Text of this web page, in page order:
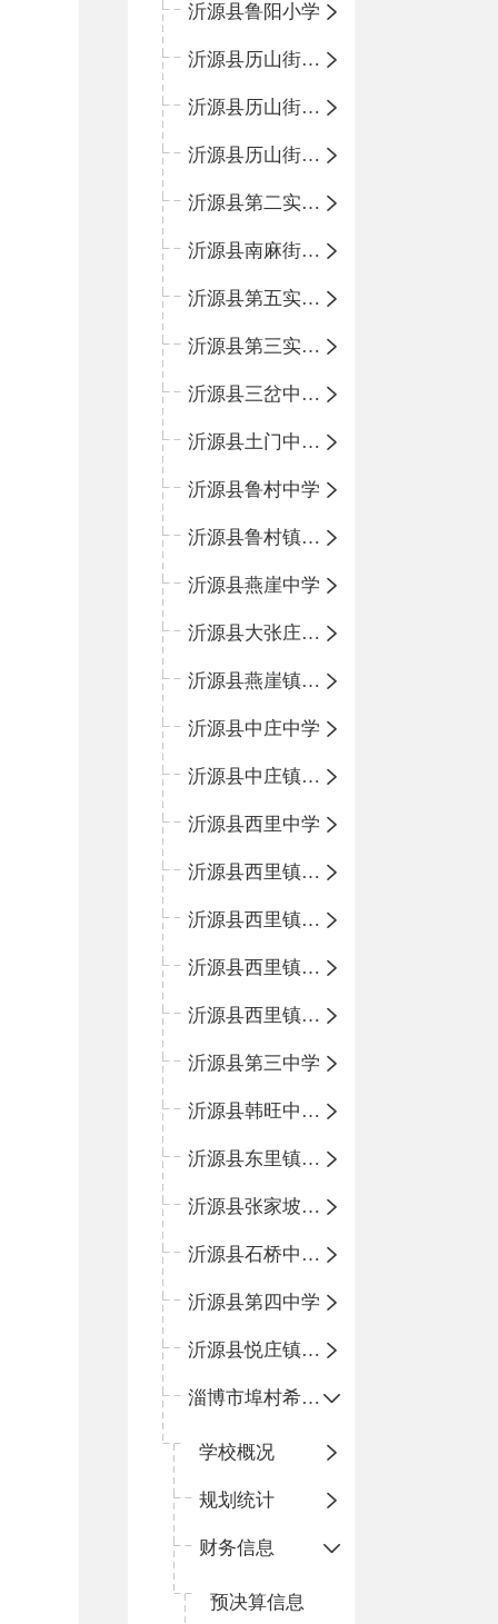
沂源县鲁阳小学
沂源县历山街道办事处振兴路小学
沂源县历山街道办事处荆山路小学
沂源县历山街道办事处鲁山路小学
沂源县第二实验中学
沂源县南麻街道办事处中心小学
沂源县第五实验小学
沂源县第三实验小学
沂源县三岔中心学校
沂源县土门中心学校
沂源县鲁村中学
沂源县鲁村镇中心小学
沂源县燕崖中学
沂源县大张庄中心学校
沂源县燕崖镇中心小学
沂源县中庄中学
沂源县中庄镇中心小学
沂源县西里中学
沂源县西里镇中心小学
沂源县西里镇柳枝峪回民小学
沂源县西里镇金星完全小学
沂源县西里镇团圆小学
沂源县第三中学
沂源县韩旺中心学校
沂源县东里镇中心小学
沂源县张家坡中心学校
沂源县石桥中心学校
沂源县第四中学
沂源县悦庄镇中心小学
淄博市埠村希望小学
学校概况
规划统计
财务信息
预决算信息